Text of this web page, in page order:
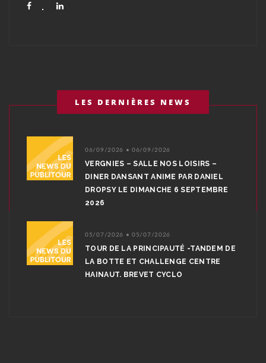
LES DERNIÈRES NEWS
06/09/2026 • 06/09/2026
VERGNIES – SALLE NOS LOISIRS –
DINER DANSANT ANIME PAR DANIEL
DROPSY LE DIMANCHE 6 SEPTEMBRE
2026
05/07/2026 • 05/07/2026
TOUR DE LA PRINCIPAUTÉ -TANDEM DE
LA BOTTE ET CHALLENGE CENTRE
HAINAUT. BREVET CYCLO